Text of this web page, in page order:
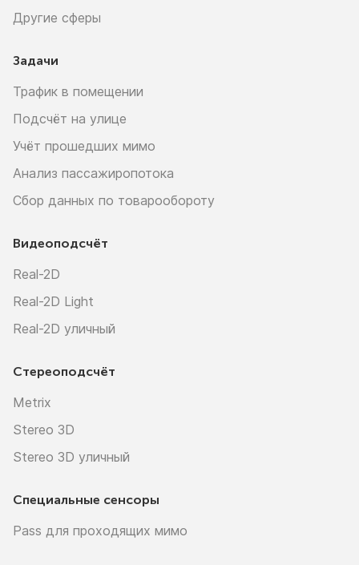
Другие сферы
Задачи
Трафик в помещении
Подсчёт на улице
Учёт прошедших мимо
Анализ пассажиропотока
Сбор данных по товарообороту
Видеоподсчёт
Real-2D
Real-2D Light
Real-2D уличный
Стереоподсчёт
Metrix
Stereo 3D
Stereo 3D уличный
Специальные сенсоры
Pass для проходящих мимо